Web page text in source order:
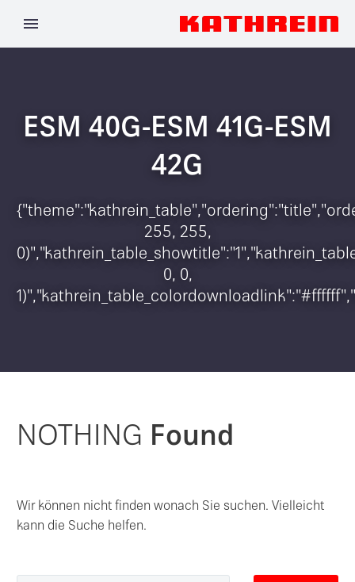
ESM 40G-ESM 41G-ESM
42G
255, 255,
0, 0,
NOTHING Found
Wir können nicht finden wonach Sie suchen. Vielleicht
kann die Suche helfen.